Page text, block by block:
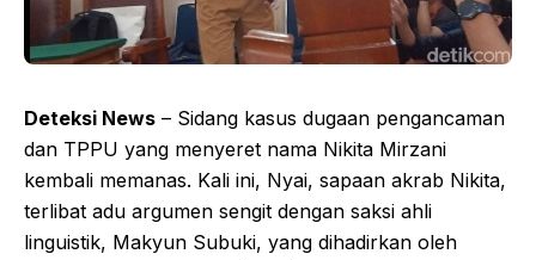
Deteksi News – Sidang kasus dugaan pengancaman
dan TPPU yang menyeret nama Nikita Mirzani
kembali memanas. Kali ini, Nyai, sapaan akrab Nikita,
terlibat adu argumen sengit dengan saksi ahli
linguistik, Makyun Subuki, yang dihadirkan oleh